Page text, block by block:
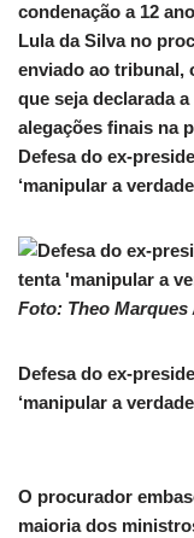
condenação a 12
Lula da Silva no
enviado ao tribunal,
que seja declarada
alegações finais na
Defesa do ex-
‘manipular a
Foto: Theo Marques
Defesa do ex-
‘manipular a
O procurador
maioria dos